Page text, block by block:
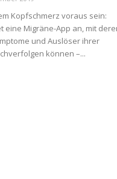
Kopfschmerz voraus sein:
eine Migräne-App an, mit
und Auslöser ihrer
können –...